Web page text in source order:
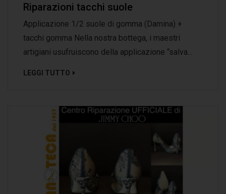
Riparazioni tacchi suole
Applicazione 1/2 suole di gomma (Damina) +
tacchi gomma Nella nostra bottega, i maestri
artigiani usufruiscono della applicazione “salva...
LEGGI TUTTO